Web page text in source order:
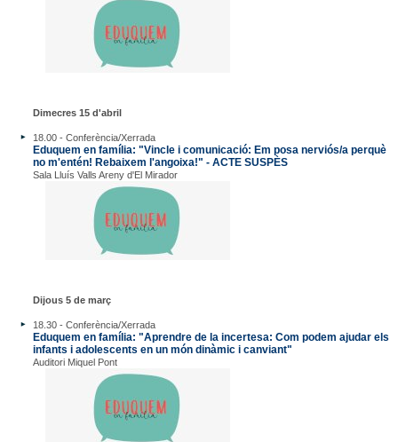
Dimecres 15 d'abril
18.00 - Conferència/Xerrada
Eduquem en família: "Vincle i comunicació: Em posa nerviós/a perquè
no m'entén! Rebaixem l'angoixa!" - ACTE SUSPÈS
Sala Lluís Valls Areny d'El Mirador
Dijous 5 de març
18.30 - Conferència/Xerrada
Eduquem en família: "Aprendre de la incertesa: Com podem ajudar els
infants i adolescents en un món dinàmic i canviant"
Auditori Miquel Pont